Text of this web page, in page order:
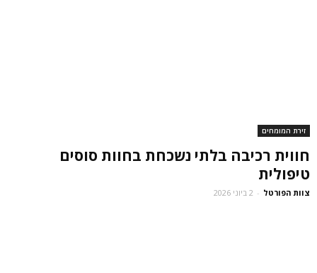
זירת המומחים
חווית רכיבה בלתי נשכחת בחוות סוסים
טיפולית
צוות הפורטל - 2 ביוני 2026